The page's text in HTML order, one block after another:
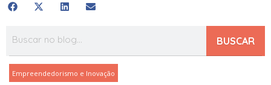
BUSCAR
Empreendedorismo e Inovação